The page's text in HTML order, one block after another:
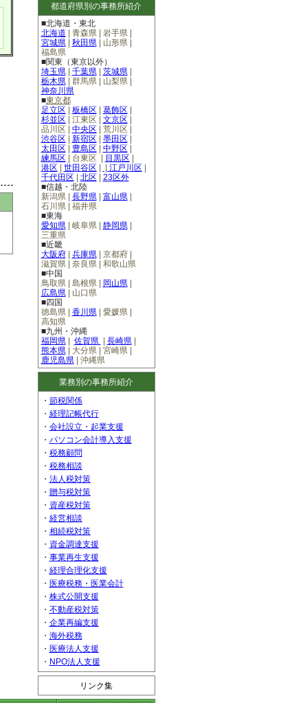
都道府県別の事務所紹介
■北海道・東北
北海道 | 青森県 | 岩手県 |
宮城県| 秋田県| 山形県 |
福島県
■関東（東京以外）
埼玉県| 千葉県| 茨城県|
栃木県| 群馬県 | 山梨県|
神奈川県
■東京都
足立区| 板橋区| 葛飾区|
杉並区| 江東区 | 文京区|
品川区 | 中央区| 荒川区 |
渋谷区| 新宿区| 墨田区 |
太田区| 豊島区| 中野区|
練馬区| 台東区 | 目黒区|
港区| 世田谷区| | 江戸川区|
千代田区| 北区| 23区外
■信越・北陸
新潟県| 長野県| 富山県|
石川県| 福井県
■東海
愛知県| 岐阜県| 静岡県|
三重県
■近畿
大阪府| 兵庫県| 京都府|
滋賀県 | 奈良県 | 和歌山県
■中国
鳥取県| 島根県| 岡山県|
広島県| 山口県
■四国
徳島県| 香川県| 愛媛県|
高知県
■九州・沖縄
福岡県| 佐賀県 | 長崎県|
熊本県| 大分県 | 宮崎県|
鹿児島県| 沖縄県
業務別の事務所紹介
・ 節税関係
・ 経理記帳代行
・ 会社設立・起業支援
・ パソコン会計導入支援
・ 税務顧問
・ 税務相談
・ 法人税対策
・ 贈与税対策
・ 資産税対策
・ 経営相談
・ 相続税対策
・ 資金調達支援
・ 事業再生支援
・ 経理合理化支援
・ 医療税務・医業会計
・ 株式公開支援
・ 不動産税対策
・ 企業再編支援
・ 海外税務
・ 医療法人支援
・ NPO法人支援
リンク集